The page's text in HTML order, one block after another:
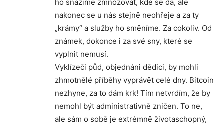
ho snažíme zmnožovat, kde se dá, ale
nakonec se u nás stejně neohřeje a za ty
„krámy“ a služby ho směníme. Za cokoliv. Od
známek, dokonce i za své sny, které se
vyplnit nemusí.
Vyklízeči půd, objednáni dědici, by mohli
zhmotnělé příběhy vyprávět celé dny. Bitcoin
nezhyne, za to dám krk! Tím netvrdím, že by
nemohl být administrativně zničen. To ne,
ale sám o sobě je extrémně životaschopný,